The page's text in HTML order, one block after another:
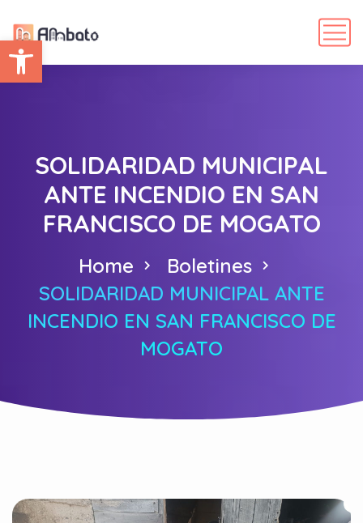
Abrir barra de herramientas
SOLIDARIDAD MUNICIPAL
ANTE INCENDIO EN SAN
FRANCISCO DE MOGATO
Home
Boletines
SOLIDARIDAD MUNICIPAL ANTE
INCENDIO EN SAN FRANCISCO DE
MOGATO